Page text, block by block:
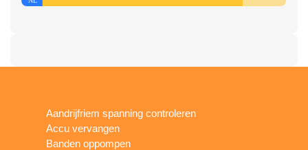
Aandrijfriem spanning controleren
Accu vervangen
Banden oppompen